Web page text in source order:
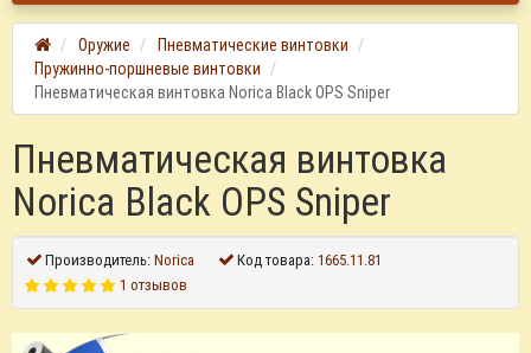
Оружие
Пневматические винтовки
Пружинно-поршневые винтовки
Пневматическая винтовка Norica Black OPS Sniper
Пневматическая винтовка
Norica Black OPS Sniper
Производитель:Norica Код товара:1665.11.81
1 отзывов